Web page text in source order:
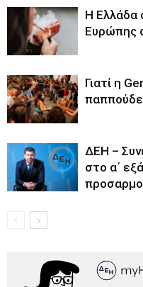
Η Ελλάδα
Ευρώπης
Γιατί η
ΔΕΗ –
στο α΄